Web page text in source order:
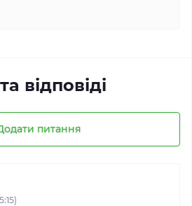
відповіді
питання